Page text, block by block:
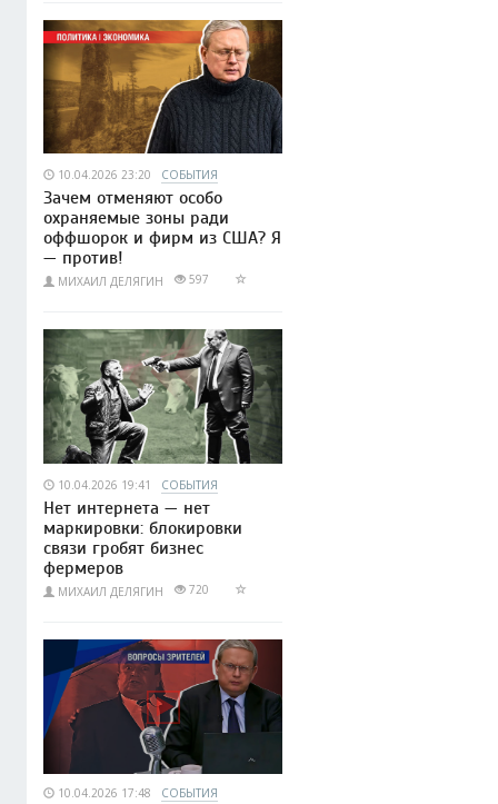
10.04.2026 23:20 СОБЫТИЯ
Зачем отменяют особо
охраняемые зоны ради
оффшорок и фирм из США? Я
— против!
МИХАИЛ ДЕЛЯГИН 597
10.04.2026 19:41 СОБЫТИЯ
Нет интернета — нет
маркировки: блокировки
связи гробят бизнес
фермеров
МИХАИЛ ДЕЛЯГИН 720
10.04.2026 17:48 СОБЫТИЯ